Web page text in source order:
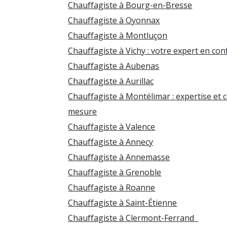
Chauffagiste à Bourg-en-Bresse
Chauffagiste à Oyonnax
Chauffagiste à Montluçon
Chauffagiste à Vichy : votre expert en
Chauffagiste à Aubenas
Chauffagiste à Aurillac
Chauffagiste à Montélimar : expertise et
mesure
Chauffagiste à Valence
Chauffagiste à Annecy
Chauffagiste à Annemasse
Chauffagiste à Grenoble
Chauffagiste à Roanne
Chauffagiste à Saint-Étienne
Chauffagiste à Clermont-Ferrand